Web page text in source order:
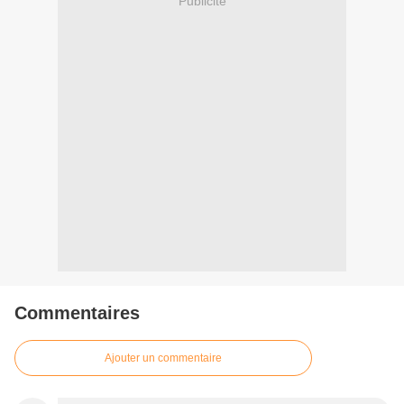
Commentaires
Ajouter un commentaire